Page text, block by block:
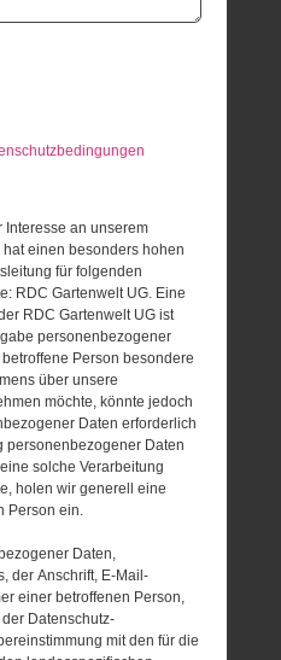
Interesse an unserem
einen besonders hohen
für folgenden
RDC Gartenwelt UG. Eine
RDC Gartenwelt UG ist
personenbezogener
Person besondere
über unsere
möchte, könnte jedoch
Daten erforderlich
personenbezogener Daten
solche Verarbeitung
holen wir generell eine
Person ein.
Daten,
der Anschrift, E-Mail-
einer betroffenen Person,
Datenschutz-
mit den für die